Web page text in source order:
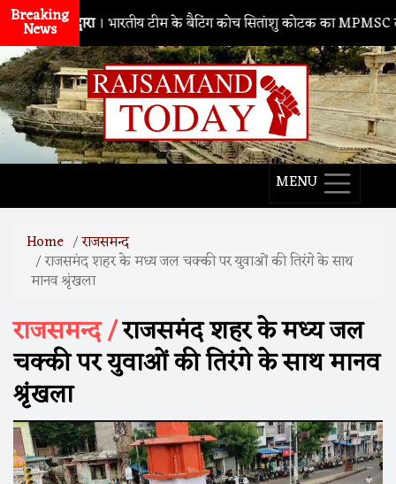
Breaking
News
नाथद्वारा। भारतीय टीम के बैटिंग कोच सितांशु कोटक का MPMSC दौरा,
MENU
Home राजसमन्द
राजसमंद शहर के मध्य जल चक्की पर युवाओं की तिरंगे के साथ
मानव श्रृंखला
राजसमन्द /राजसमंद शहर के मध्य जल
चक्की पर युवाओं की तिरंगे के साथ मानव
श्रृंखला